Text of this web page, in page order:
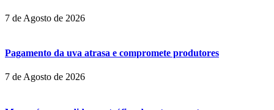
7 de Agosto de 2026
Pagamento da uva atrasa e compromete produtores
7 de Agosto de 2026